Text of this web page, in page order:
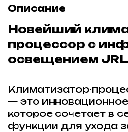
Описание
Новейший
процессор с
освещением JRL
Климатизатор-
— это инновационное
которое сочетает в
функции для ухода